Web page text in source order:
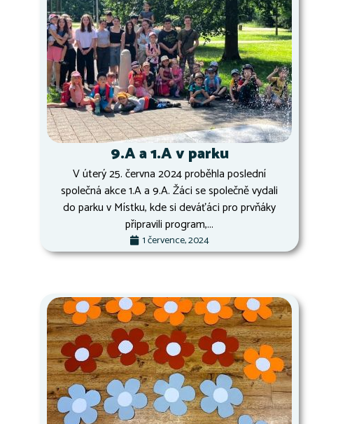
9.A a 1.A v parku
V úterý 25. června 2024 proběhla poslední
společná akce 1.A a 9.A. Žáci se společně vydali
do parku v Místku, kde si deváťáci pro prvňáky
připravili program,...
1 července, 2024